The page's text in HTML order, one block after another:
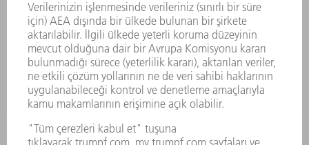
SEKTÖRLER
ŞIRKET
KARIYER
SUNULAN POZISYONLAR
ŞIRKET PROFILI
YÖNETIM
FAALIYET RAPORU
ŞIRKET PRENSIPLERI
MEVZUATLARA UYUM
BILDIRIM SISTEMI